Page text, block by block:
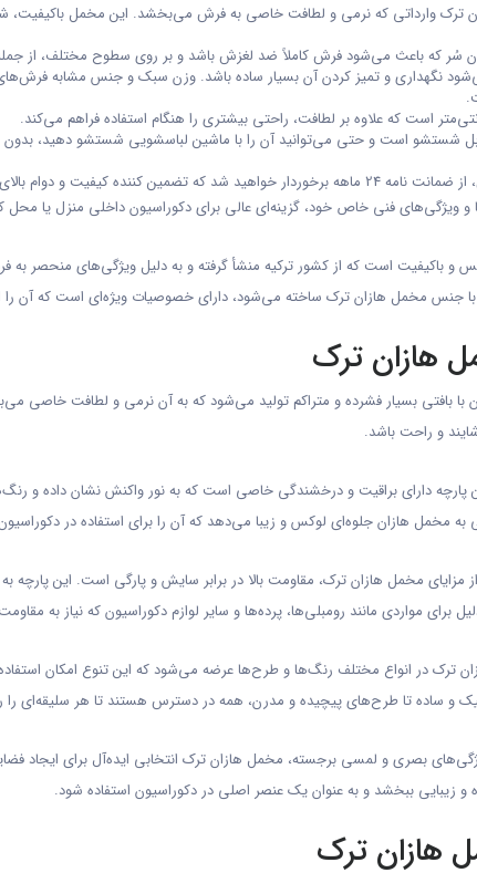
ترک وارداتی که نرمی و لطافت خاصی به فرش می‌بخشد. این مخمل
سُر که باعث می‌شود فرش کاملاً ضد لغزش باشد و بر روی سطوح مختلف، از
نگهداری و تمیز کردن آن بسیار ساده باشد. وزن سبک و جنس مشابه
شستشو است و حتی می‌توانید آن را با ماشین لباسشویی شستشو دهید، بدون
شد که تضمین کننده کیفیت و دوام بالای آن است.
و ویژگی‌های فنی خاص خود، گزینه‌ای عالی برای دکوراسیون داخلی منزل یا
و باکیفیت است که از کشور ترکیه منشأ گرفته و به دلیل ویژگی‌های منحصر به
با جنس مخمل هازان ترک ساخته می‌شود، دارای خصوصیات ویژه‌ای است که آن را
هازان ترک
با بافتی بسیار فشرده و متراکم تولید می‌شود که به آن نرمی و لطافت خاصی
و راحت باشد.
دارای براقیت و درخشندگی خاصی است که به نور واکنش نشان داده و
به مخمل هازان جلوه‌ای لوکس و زیبا می‌دهد که آن را برای استفاده در
مزایای مخمل هازان ترک، مقاومت بالا در برابر سایش و پارگی است. این پارچه
برای مواردی مانند رومبلی‌ها، پرده‌ها و سایر لوازم دکوراسیون که نیاز به
ترک در انواع مختلف رنگ‌ها و طرح‌ها عرضه می‌شود که این تنوع امکان
و ساده تا طرح‌های پیچیده و مدرن، همه در دسترس هستند تا هر سلیقه‌ای را
بصری و لمسی برجسته، مخمل هازان ترک انتخابی ایده‌آل برای ایجاد
زیبایی ببخشد و به عنوان یک عنصر اصلی در دکوراسیون استفاده شود.
هازان ترک